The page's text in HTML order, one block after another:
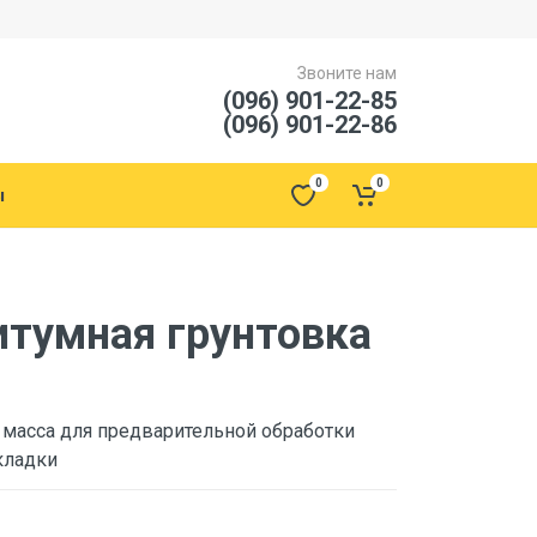
Звоните нам
(096) 901-22-85
(096) 901-22-86
0 0
грунтовка
для предварительной обработки